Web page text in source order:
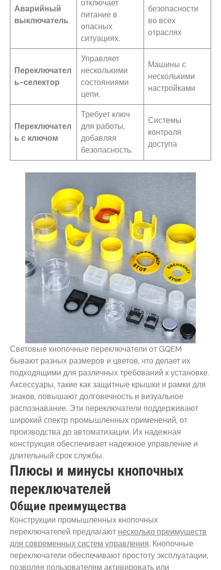
Аварийный
выключатель
отключает
питание в
опасных
ситуациях.
безопасности
во всех
отраслях
Переключател
ь-селектор
Управляет
несколькими
состояниями
цепи.
Машины с
несколькими
настройками
Переключател
ь с ключом
Требует ключ
для работы,
добавляя
безопасность.
Системы
контроля
доступа
Световые кнопочные переключатели от GQEM
бывают разных размеров и цветов, что делает их
подходящими для различных требований к установке.
Аксессуары, такие как защитные крышки и рамки для
знаков, повышают долговечность и визуальное
распознавание. Эти переключатели поддерживают
широкий спектр промышленных применений, от
производства до автоматизации. Их надежная
конструкция обеспечивает надежное управление и
длительный срок службы.
Плюсы и минусы кнопочных
переключателей
Общие преимущества
Конструкции промышленных кнопочных
переключателей предлагают несколько преимуществ
для современных систем управления. Кнопочные
переключатели обеспечивают простоту эксплуатации,
позволяя пользователям активировать или